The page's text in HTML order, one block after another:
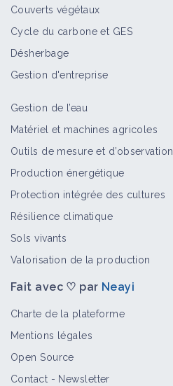
Couverts végétaux
Cycle du carbone et GES
Désherbage
Gestion d'entreprise
Gestion de l’eau
Matériel et machines agricoles
Outils de mesure et d’observation
Production énergétique
Protection intégrée des cultures
Résilience climatique
Sols vivants
Valorisation de la production
Fait avec ♡ par Neayi
Charte de la plateforme
Mentions légales
Open Source
Contact - Newsletter